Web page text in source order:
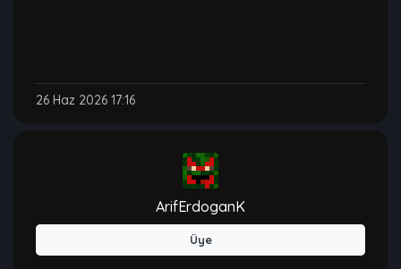
26 Haz 2026 17:16
ArifErdoganK
Üye